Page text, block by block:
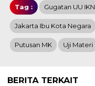
Tag : Gugatan UU IKN
Jakarta Ibu Kota Negara
Putusan MK Uji Materi
BERITA TERKAIT